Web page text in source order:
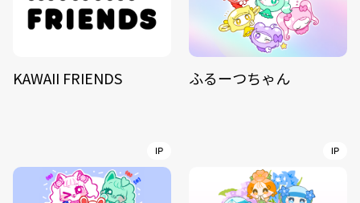
KAWAII FRIENDS ふるーつちゃん
IP IP